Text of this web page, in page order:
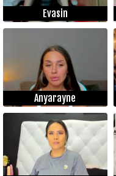
Evasin
Anyarayne